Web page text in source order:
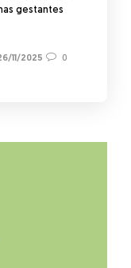
gestantes
11/2025
0